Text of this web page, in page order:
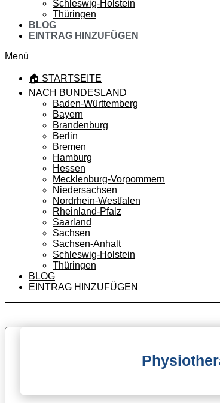
Schleswig-Holstein
Thüringen
BLOG
EINTRAG HINZUFÜGEN
Menü
🏠 STARTSEITE
NACH BUNDESLAND
Baden-Württemberg
Bayern
Brandenburg
Berlin
Bremen
Hamburg
Hessen
Mecklenburg-Vorpommern
Niedersachsen
Nordrhein-Westfalen
Rheinland-Pfalz
Saarland
Sachsen
Sachsen-Anhalt
Schleswig-Holstein
Thüringen
BLOG
EINTRAG HINZUFÜGEN